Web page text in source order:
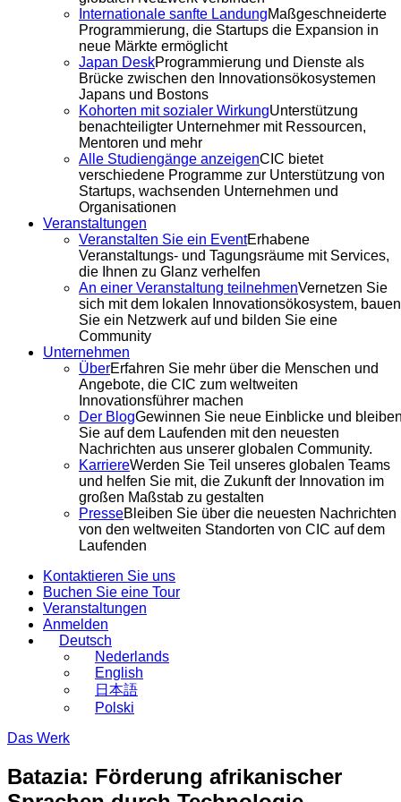
Internationale sanfte LandungMaßgeschneiderte
Programmierung, die Startups die Expansion in
neue Märkte ermöglicht
Japan DeskProgrammierung und Dienste als
Brücke zwischen den Innovationsökosystemen
Japans und Bostons
Kohorten mit sozialer WirkungUnterstützung
benachteiligter Unternehmer mit Ressourcen,
Mentoren und mehr
Alle Studiengänge anzeigenCIC bietet
verschiedene Programme zur Unterstützung von
Startups, wachsenden Unternehmen und
Organisationen
Veranstaltungen
Veranstalten Sie ein EventErhabene
Veranstaltungs- und Tagungsräume mit Services,
die Ihnen zu Glanz verhelfen
An einer Veranstaltung teilnehmenVernetzen Sie
sich mit dem lokalen Innovationsökosystem, bauen
Sie ein Netzwerk auf und bilden Sie eine
Community
Unternehmen
ÜberErfahren Sie mehr über die Menschen und
Angebote, die CIC zum weltweiten
Innovationsführer machen
Der BlogGewinnen Sie neue Einblicke und
Sie auf dem Laufenden mit den neuesten
Nachrichten aus unserer globalen Community.
KarriereWerden Sie Teil unseres globalen Teams
und helfen Sie mit, die Zukunft der Innovation im
großen Maßstab zu gestalten
PresseBleiben Sie über die neuesten Nachrichten
von den weltweiten Standorten von CIC auf dem
Laufenden
Kontaktieren Sie uns
Buchen Sie eine Tour
Veranstaltungen
Anmelden
Deutsch
Nederlands
English
日本語
Polski
Das Werk
Batazia: Förderung afrikanischer